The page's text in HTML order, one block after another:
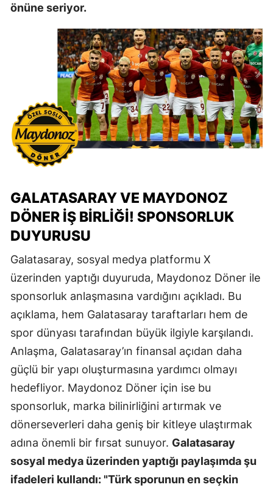
önüne seriyor.
GALATASARAY VE MAYDONOZ
DÖNER İŞ BIRLIĞI! SPONSORLUK
DUYURUSU
Galatasaray, sosyal medya platformu X
üzerinden yaptığı duyuruda, Maydonoz Döner ile
sponsorluk anlaşmasına vardığını açıkladı. Bu
açıklama, hem Galatasaray taraftarları hem de
spor dünyası tarafından büyük ilgiyle karşılandı.
Anlaşma, Galatasaray’ın finansal açıdan daha
güçlü bir yapı oluşturmasına yardımcı olmayı
hedefliyor. Maydonoz Döner için ise bu
sponsorluk, marka bilinirliğini artırmak ve
dönerseverleri daha geniş bir kitleye ulaştırmak
adına önemli bir fırsat sunuyor. Galatasaray
sosyal medya üzerinden yaptığı paylaşımda şu
ifadeleri kullandı: "Türk sporunun en seçkin